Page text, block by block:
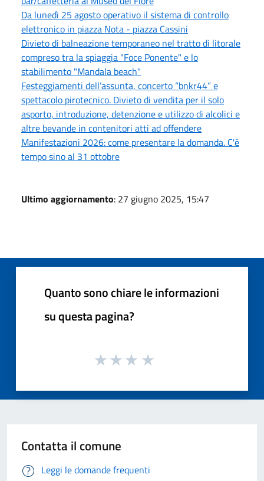
Da lunedì 25 agosto operativo il sistema di controllo
elettronico in piazza Nota - piazza Cassini
Divieto di balneazione temporaneo nel tratto di litorale
compreso tra la spiaggia "Foce Ponente" e lo
stabilimento "Mandala beach"
Festeggiamenti dell’assunta, concerto “bnkr44” e
spettacolo pirotecnico. Divieto di vendita per il solo
asporto, introduzione, detenzione e utilizzo di alcolici e
altre bevande in contenitori atti ad offendere
Manifestazioni 2026: come presentare la domanda. C'è
tempo sino al 31 ottobre
Ultimo aggiornamento: 27 giugno 2025, 15:47
Quanto sono chiare le informazioni
su questa pagina?
Contatta il comune
Leggi le domande frequenti